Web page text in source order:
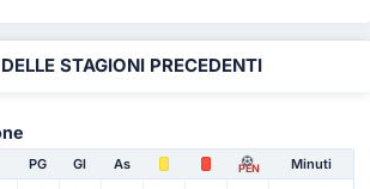
STAGIONI PRECEDENTI
PG Gl As PEN Minuti